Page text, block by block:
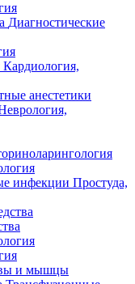
Диагностические
Кардиология,
анестетики
Простуда,
и мышцы